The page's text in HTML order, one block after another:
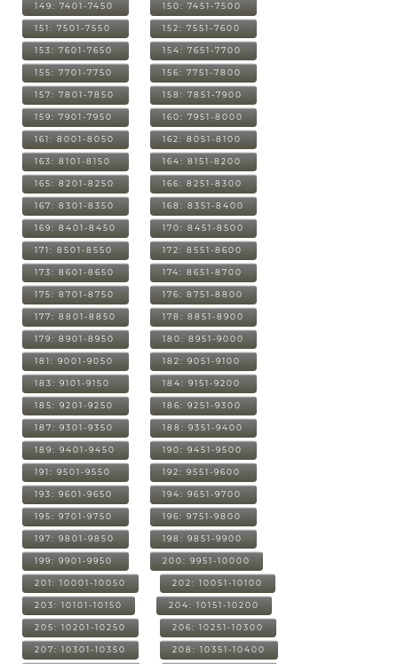
149: 7401-7450 150: 7451-7500
151: 7501-7550 152: 7551-7600
153: 7601-7650 154: 7651-7700
155: 7701-7750 156: 7751-7800
157: 7801-7850 158: 7851-7900
159: 7901-7950 160: 7951-8000
161: 8001-8050 162: 8051-8100
163: 8101-8150 164: 8151-8200
165: 8201-8250 166: 8251-8300
167: 8301-8350 168: 8351-8400
169: 8401-8450 170: 8451-8500
171: 8501-8550 172: 8551-8600
173: 8601-8650 174: 8651-8700
175: 8701-8750 176: 8751-8800
177: 8801-8850 178: 8851-8900
179: 8901-8950 180: 8951-9000
181: 9001-9050 182: 9051-9100
183: 9101-9150 184: 9151-9200
185: 9201-9250 186: 9251-9300
187: 9301-9350 188: 9351-9400
189: 9401-9450 190: 9451-9500
191: 9501-9550 192: 9551-9600
193: 9601-9650 194: 9651-9700
195: 9701-9750 196: 9751-9800
197: 9801-9850 198: 9851-9900
199: 9901-9950 200: 9951-10000
201: 10001-10050 202: 10051-10100
203: 10101-10150 204: 10151-10200
205: 10201-10250 206: 10251-10300
207: 10301-10350 208: 10351-10400